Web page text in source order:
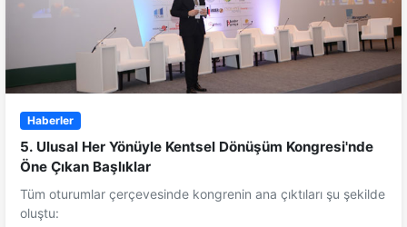
Haberler
5. Ulusal Her Yönüyle Kentsel Dönüşüm Kongresi'nde
Öne Çıkan Başlıklar
Tüm oturumlar çerçevesinde kongrenin ana çıktıları şu şekilde
oluştu: